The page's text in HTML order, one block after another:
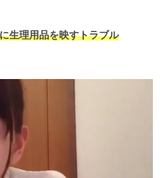
生理用品を映すトラブル